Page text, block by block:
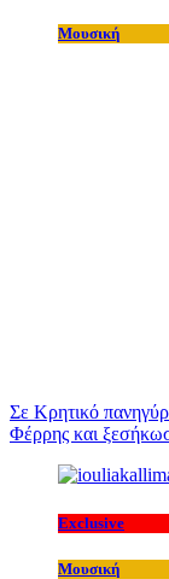
Μουσική
Σε Κρητικό
Φέρρης και
Exclusive
Μουσική